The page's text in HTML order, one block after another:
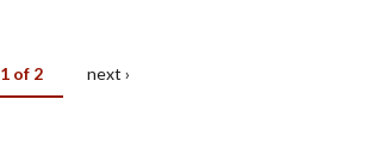
1 of 2 next ›